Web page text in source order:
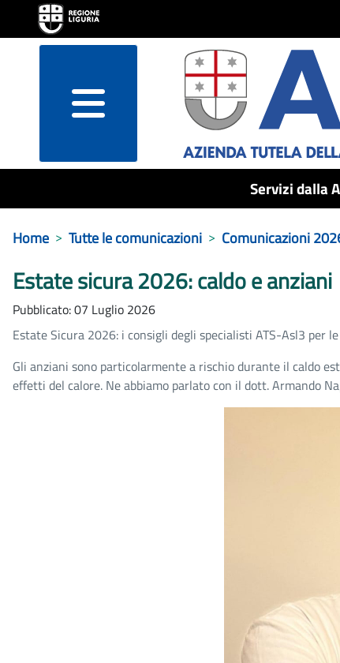
menu
Servizi dalla
Home Tutte le comunicazioni Comunicazioni
Estate sicura 2026: caldo e anziani
Pubblicato: 07 Luglio 2026
Estate Sicura 2026: i consigli degli specialisti ATS-Asl3 per
Gli anziani sono particolarmente a rischio durante il caldo
effetti del calore. Ne abbiamo parlato con il dott. Armando